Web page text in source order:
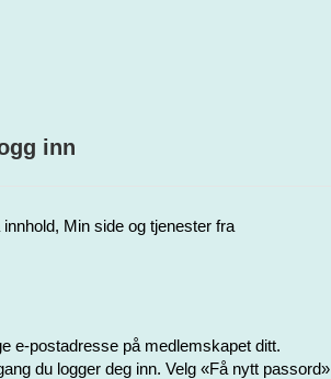
inn
Min side og tjenester fra
e-postadresse på medlemskapet ditt.
du logger deg inn. Velg «Få nytt passord»